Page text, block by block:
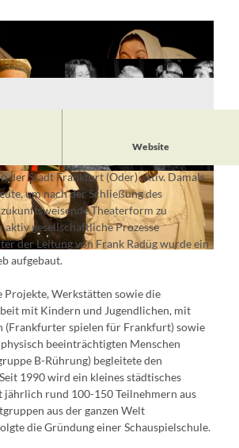
Rad, Lizenz: Theater im Schuppen e.V./Frank Rad
Rad © Theater im Schuppen e.V./Frank Radüg
Website
ist der Wegbegleiter. Als
der Stadt Frankfurt (Oder) aktiv. Damals
um nach der Schließung des
Theaterform zu
gesellschaftliche Prozesse
der Leitung von Frank Radüg wurde ein
aufgebaut.
Projekte, Werkstätten sowie die
mit Kindern und Jugendlichen, mit
(Frankfurter spielen für Frankfurt) sowie
beeinträchtigten Menschen
B-Rührung) begleitete den
1990 wird ein kleines städtisches
jährlich rund 100-150 Teilnehmern aus
aus der ganzen Welt
die Gründung einer Schauspielschule.